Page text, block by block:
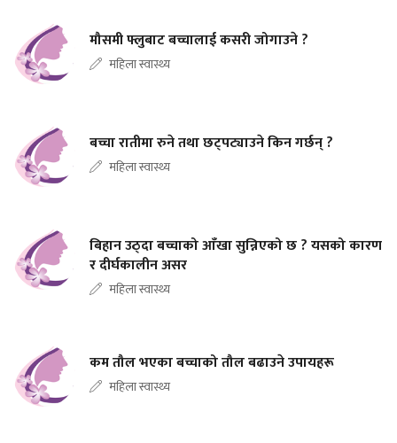
मौसमी फ्लुबाट बच्चालाई कसरी जोगाउने ?
महिला स्वास्थ्य
बच्चा रातीमा रुने तथा छट्पट्याउने किन गर्छन् ?
महिला स्वास्थ्य
बिहान उठ्दा बच्चाको आँखा सुन्निएको छ ? यसको कारण
र दीर्घकालीन असर
महिला स्वास्थ्य
कम तौल भएका बच्चाको तौल बढाउने उपायहरू
महिला स्वास्थ्य